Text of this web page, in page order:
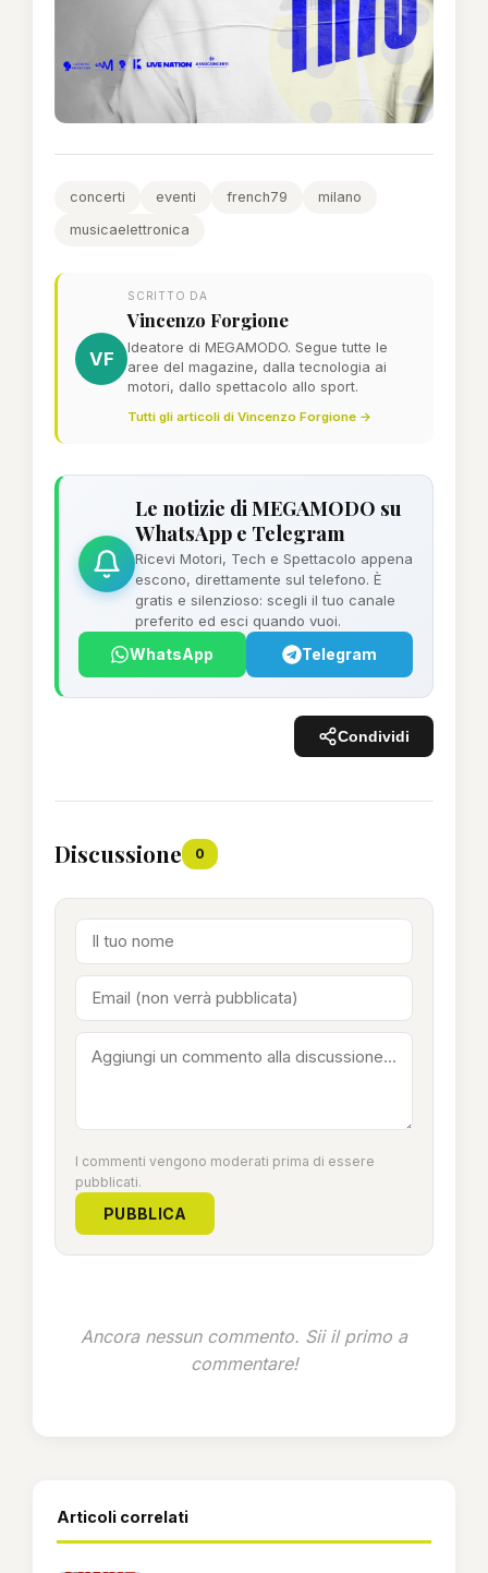
concerti eventi french79
milano
musicaelettronica
VF
SCRITTO DA
Vincenzo Forgione
Ideatore di MEGAMODO. Segue tutte le
aree del magazine, dalla tecnologia ai
motori, dallo spettacolo allo sport.
Tutti gli articoli di Vincenzo Forgione →
Le notizie di MEGAMODO su
WhatsApp e Telegram
Ricevi Motori, Tech e Spettacolo appena
escono, direttamente sul telefono. È
gratis e silenzioso: scegli il tuo canale
preferito ed esci quando vuoi.
WhatsApp Telegram
Condividi
Discussione 0
I commenti vengono moderati prima di essere
pubblicati.
PUBBLICA
Ancora nessun commento. Sii il primo a
commentare!
Articoli correlati